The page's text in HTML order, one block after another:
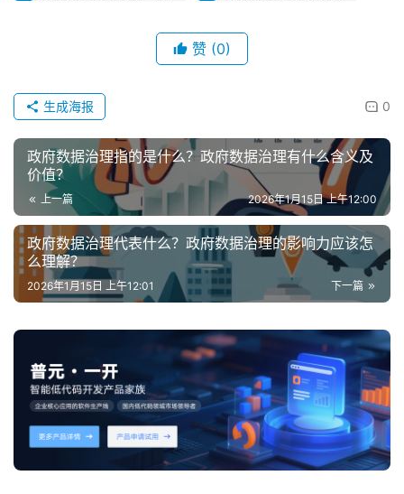
赞 (0)
0
生成海报
政府数据治理指的是什么？政府数据治理有什么含义及
价值？
上一篇 2026年1月15日 上午12:00
政府数据治理代表什么？政府数据治理的影响力应该怎
么理解？
下一篇
2026年1月15日 上午12:01